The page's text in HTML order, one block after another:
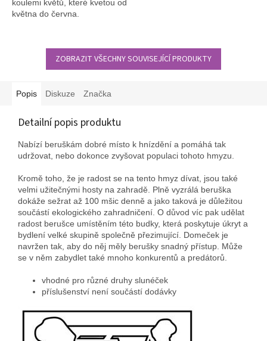
koulemi květů, které kvetou od
května do června.
ZOBRAZIT VŠECHNY SOUVISEJÍCÍ PRODUKTY
Popis Diskuze Značka
Detailní popis produktu
Nabízí beruškám dobré místo k hnízdění a pomáhá tak
udržovat, nebo dokonce zvyšovat populaci tohoto hmyzu.
Kromě toho, že je radost se na tento hmyz dívat, jsou také
velmi užitečnými hosty na zahradě. Plně vyzrálá beruška
dokáže sežrat až 100 mšic denně a jako taková je důležitou
součástí ekologického zahradničení. O důvod víc pak udělat
radost berušce umístěním této budky, která poskytuje úkryt a
bydlení velké skupině společně přezimující. Domeček je
navržen tak, aby do něj měly berušky snadný přístup. Může
se v něm zabydlet také mnoho konkurentů a predátorů.
vhodné pro různé druhy slunéček
příslušenství není součástí dodávky